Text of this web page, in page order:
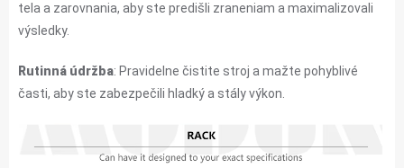
tela a zarovnania, aby ste predišli zraneniam a maximalizovali
výsledky.
Rutinná údržba: Pravidelne čistite stroj a mažte pohyblivé
časti, aby ste zabezpečili hladký a stály výkon.